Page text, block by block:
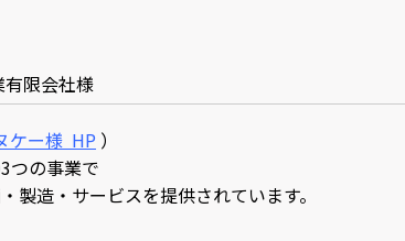
限会社様
ケー様 HP ）
つの事業で
製造・サービスを提供されています。